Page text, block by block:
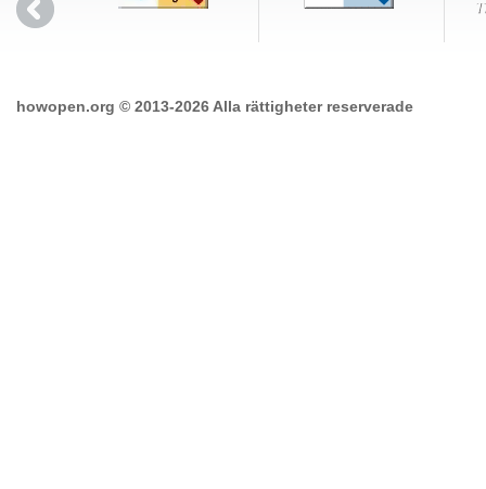
howopen.org © 2013-2026 Alla rättigheter reserverade